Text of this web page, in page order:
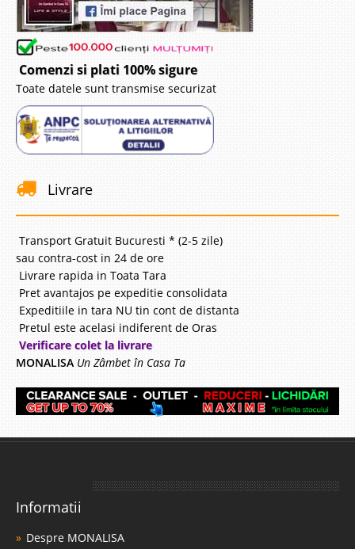
Comenzi si plati 100% sigure
Toate datele sunt transmise securizat
Livrare
Transport Gratuit Bucuresti * (2-5 zile)
sau contra-cost in 24 de ore
Livrare rapida in Toata Tara
Pret avantajos pe expeditie consolidata
Expeditiile in tara NU tin cont de distanta
Pretul este acelasi indiferent de Oras
Verificare colet la livrare
MONALISA Un Zâmbet în Casa Ta
Informatii
Despre MONALISA